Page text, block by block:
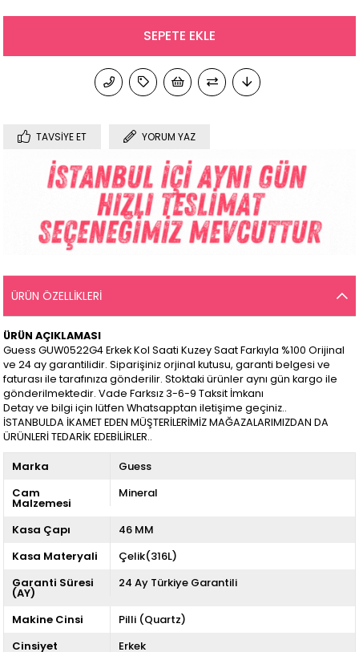
TAVSIYE ET YORUM YAZ
ÜRÜN ÖZELLIKLERI
ÜRÜN AÇIKLAMASI
Guess GUW0522G4 Erkek Kol Saati Kuzey Saat Farkıyla %100 Orijinal
ve 24 ay garantilidir. Siparişiniz orjinal kutusu, garanti belgesi ve
faturası ile tarafınıza gönderilir. Stoktaki ürünler aynı gün kargo ile
gönderilmektedir. Vade Farksız 3-6-9 Taksit İmkanı
Detay ve bilgi için lütfen Whatsapptan iletişime geçiniz..
İSTANBULDA İKAMET EDEN MÜŞTERİLERİMİZ MAĞAZALARIMIZDAN DA
ÜRÜNLERİ TEDARİK EDEBİLİRLER..
Marka
Guess
Cam
Malzemesi
Mineral
Kasa Çapı
46 MM
Kasa Materyali
Çelik(316L)
Garanti Süresi
(AY)
24 Ay Türkiye Garantili
Makine Cinsi
Pilli (Quartz)
Cinsiyet
Erkek